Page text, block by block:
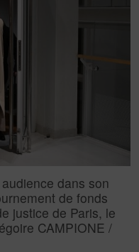
dans son
de fonds
justice de Paris, le
CAMPIONE /